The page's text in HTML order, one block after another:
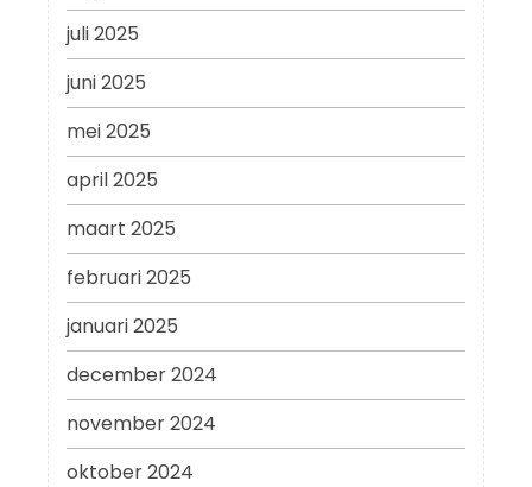
juli 2025
juni 2025
mei 2025
april 2025
maart 2025
februari 2025
januari 2025
december 2024
november 2024
oktober 2024